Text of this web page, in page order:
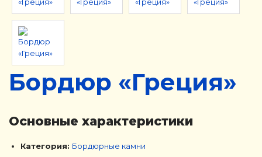
Бордюр «Греция»
Основные характеристики
Категория: Бордюрные камни